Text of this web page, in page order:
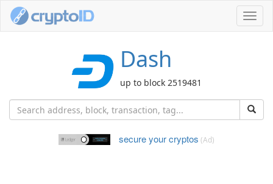
Dash
up to block 2519481
secure your cryptos (Ad)